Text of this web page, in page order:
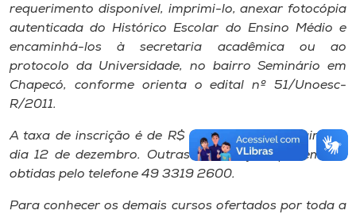
requerimento disponível, imprimi-lo, anexar fotocópia
autenticada do Histórico Escolar do Ensino Médio e
encaminhá-los à secretaria acadêmica ou ao
protocolo da Universidade, no bairro Seminário em
Chapecó, conforme orienta o edital nº 51/Unoesc-
R/2011.
A taxa de inscrição é de R$ 20. O resultado sairá no
dia 12 de dezembro. Outras informações podem ser
obtidas pelo telefone 49 3319 2600.
Para conhecer os demais cursos ofertados por toda a